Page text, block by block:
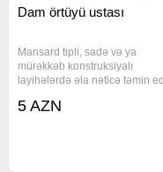
Dam örtüyü ustası
Mansard tipli, sadə və ya
mürəkkəb konstruksiyalı
layihələrdə əla nəticə təmin
çoxmərtəbəli binalar, qarajlar,
5 AZN